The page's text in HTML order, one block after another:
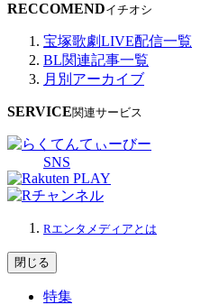
RECCOMENDイチオシ
宝塚歌劇LIVE配信一覧
BL関連記事一覧
月別アーカイブ
SERVICE関連サービス
SNS
Rエンタメディアとは
閉じる
特集